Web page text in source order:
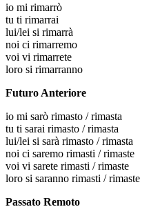
io mi rimarrò
tu ti rimarrai
lui/lei si rimarrà
noi ci rimarremo
voi vi rimarrete
loro si rimarranno
Futuro Anteriore
io mi sarò rimasto / rimasta
tu ti sarai rimasto / rimasta
lui/lei si sarà rimasto / rimasta
noi ci saremo rimasti / rimaste
voi vi sarete rimasti / rimaste
loro si saranno rimasti / rimaste
Passato Remoto